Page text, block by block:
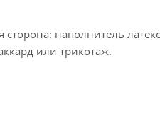
на­пол­ни­тель
или три­котаж.